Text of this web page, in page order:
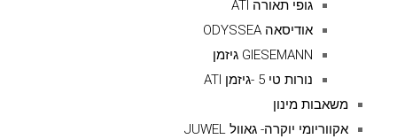
גופי תאורה ATI
אודיסאה ODYSSEA
GIESEMANN גיזמן
נורות טי 5 -גיזמן ATI
משאבות מינון
אקווריומי יוקרה- גאוול JUWEL